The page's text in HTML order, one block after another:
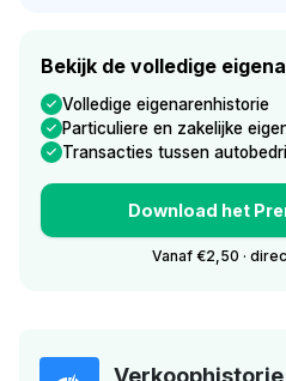
Bekijk de volledige
Volledige eigenarenhistorie
Particuliere en zakelijke
Transacties tussen
Download het
Vanaf €2,50 ·
Verkoophistorie